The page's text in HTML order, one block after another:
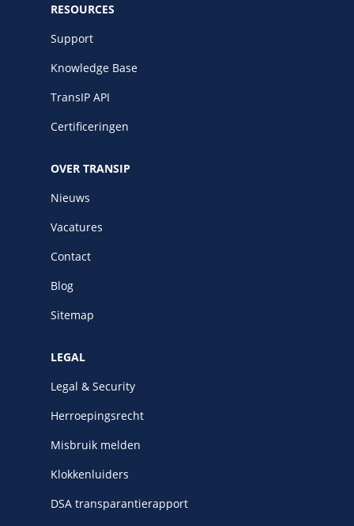
RESOURCES
Support
Knowledge Base
TransIP API
Certificeringen
OVER TRANSIP
Nieuws
Vacatures
Contact
Blog
Sitemap
LEGAL
Legal & Security
Herroepingsrecht
Misbruik melden
Klokkenluiders
DSA transparantierapport